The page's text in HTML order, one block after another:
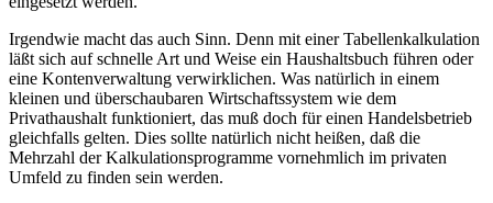
Irgendwie macht das auch Sinn. Denn mit einer Tabellenkalkulation
läßt sich auf schnelle Art und Weise ein Haushaltsbuch führen oder
eine Kontenverwaltung verwirklichen. Was natürlich in einem
kleinen und überschaubaren Wirtschaftssystem wie dem
Privathaushalt funktioniert, das muß doch für einen Handelsbetrieb
gleichfalls gelten. Dies sollte natürlich nicht heißen, daß die
Mehrzahl der Kalkulationsprogramme vornehmlich im privaten
Umfeld zu finden sein werden.